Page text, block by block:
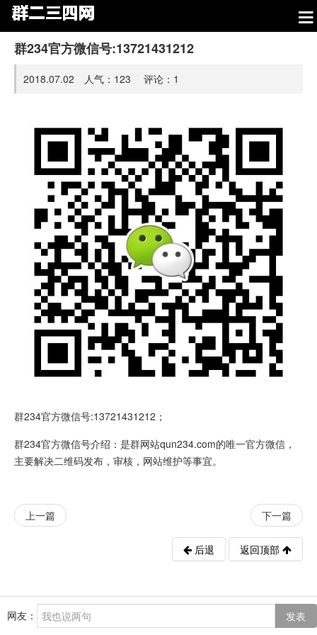
群234官方微信号:13721431212
2018.07.02 人气： 123 评论： 1
群234官方微信号:13721431212；
群234官方微信号介绍：是群网站qun234.com的唯一官方微信，
主要解决二维码发布，审核，网站维护等事宜。
上一篇 下一篇
后退 返回顶部
网友： 发表